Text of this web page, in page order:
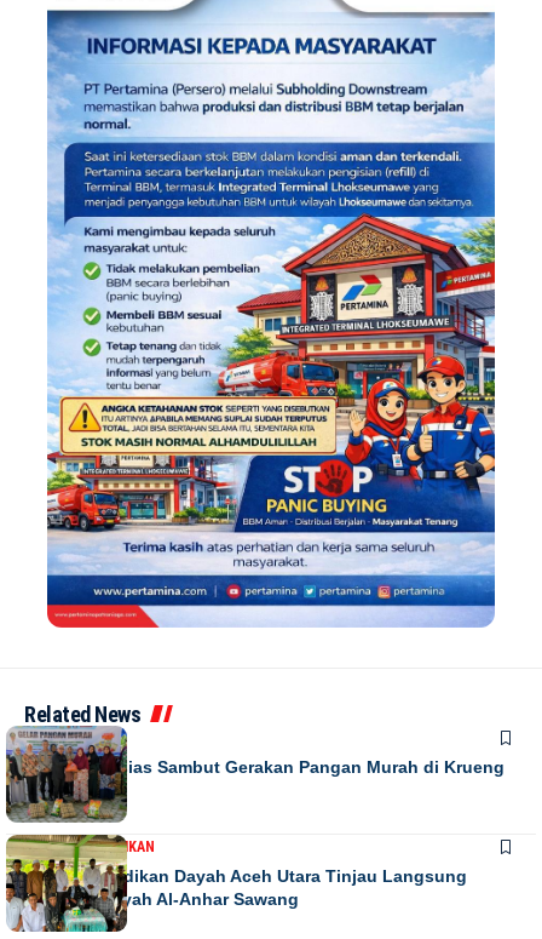
Related News
DAERAH
Warga Antusias Sambut Gerakan Pangan Murah di Krueng
Barona Jaya
DAERAHPENDIDIKAN
Kadis Pendidikan Dayah Aceh Utara Tinjau Langsung
Relokasi Dayah Al-Anhar Sawang